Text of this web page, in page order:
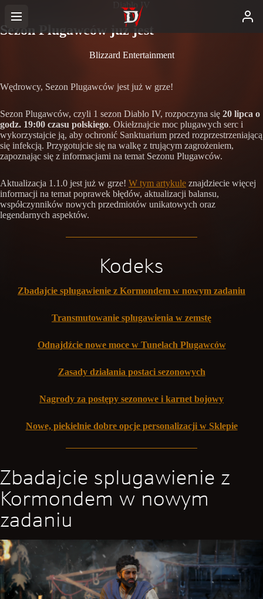
Diablo IV
Sezon Plugawców już jest
Blizzard Entertainment
Wędrowcy, Sezon Plugawców jest już w grze!
Sezon Plugawców, czyli 1 sezon Diablo IV, rozpoczyna się 20 lipca o
godz. 19:00 czasu polskiego. Okiełznajcie moc plugawych serc i
wykorzystajcie ją, aby ochronić Sanktuarium przed rozprzestrzeniającą
się infekcją. Przygotujcie się na walkę z trującym zagrożeniem,
zapoznając się z informacjami na temat Sezonu Plugawców.
Aktualizacja 1.1.0 jest już w grze! W tym artykule znajdziecie więcej
informacji na temat poprawek błędów, aktualizacji balansu,
współczynników nowych przedmiotów unikatowych oraz
legendarnych aspektów.
Kodeks
Zbadajcie splugawienie z Kormondem w nowym zadaniu
Transmutowanie splugawienia w zemstę
Odnajdźcie nowe moce w Tunelach Plugawców
Zasady działania postaci sezonowych
Nagrody za postępy sezonowe i karnet bojowy
Nowe, piekielnie dobre opcje personalizacji w Sklepie
Zbadajcie splugawienie z
Kormondem w nowym
zadaniu